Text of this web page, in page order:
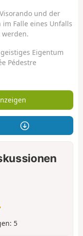
und der
Falle eines Unfalls
Eigentum
Pédestre
5